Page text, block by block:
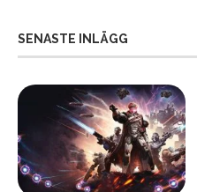
SENASTE INLÄGG